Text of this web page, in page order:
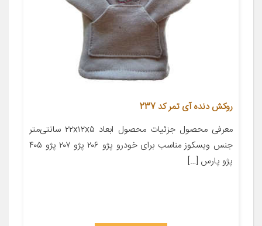
روکش دنده آی تمر کد 237
معرفی محصول جزئیات محصول ابعاد ۲۲x۱۲x۵ سانتی‌متر
جنس ویسکوز مناسب برای خودرو پژو ۲۰۶ پژو ۲۰۷ پژو ۴۰۵
پژو پارس […]